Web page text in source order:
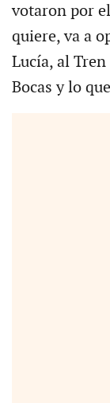
votaron por
quiere, va a
Lucía, al Tren
Bocas y lo